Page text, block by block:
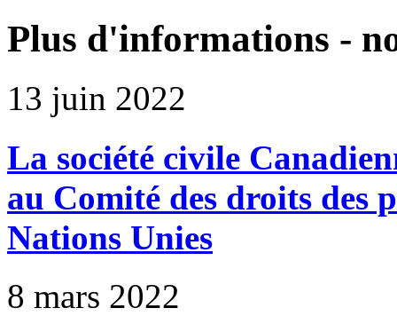
Plus d'informations -
13 juin 2022
La société civile
au Comité des droits des
Nations Unies
8 mars 2022